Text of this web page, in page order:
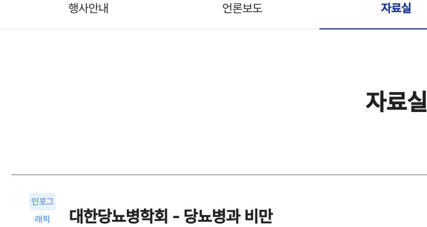
행사안내 언론보도 자료실
자료실
인포그
래픽
대한당뇨병학회 - 당뇨병과 비만